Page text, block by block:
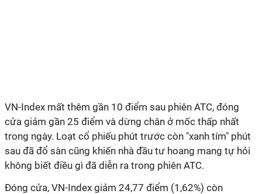
VN-Index mất thêm gần 10 điểm sau phiên ATC, đóng
cửa giảm gần 25 điểm và dừng chân ở mốc thấp nhất
trong ngày. Loạt cổ phiếu phút trước còn "xanh tím" phút
sau đã đổ sàn cũng khiến nhà đầu tư hoang mang tự hỏi
không biết điều gì đã diễn ra trong phiên ATC.
Đóng cửa, VN-Index giảm 24,77 điểm (1,62%) còn